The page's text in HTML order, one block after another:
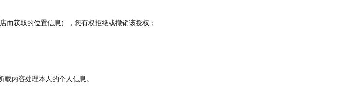
而获取的位置信息），您有权拒绝或撤销该授权；
载内容处理本人的个人信息。